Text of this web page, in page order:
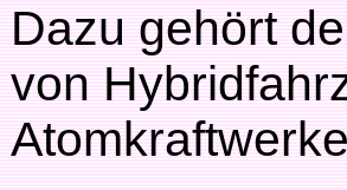
Dazu gehört
von